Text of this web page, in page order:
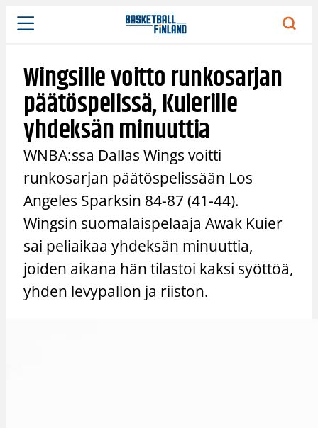
Siirry
sisältöön
Wingsille voitto runkosarjan
päätöspelissä, Kuierille
yhdeksän minuuttia
WNBA:ssa Dallas Wings voitti
runkosarjan päätöspelissään Los
Angeles Sparksin 84-87 (41-44).
Wingsin suomalaispelaaja Awak Kuier
sai peliaikaa yhdeksän minuuttia,
joiden aikana hän tilastoi kaksi syöttöä,
yhden levypallon ja riiston.